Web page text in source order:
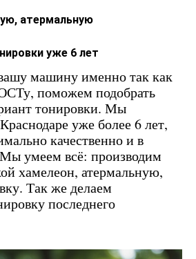
атермальную
уже 6 лет
машину именно так как
поможем подобрать
тонировки. Мы
уже более 6 лет,
качественно и в
умеем всё: производим
хамелеон, атермальную,
Так же делаем
последнего